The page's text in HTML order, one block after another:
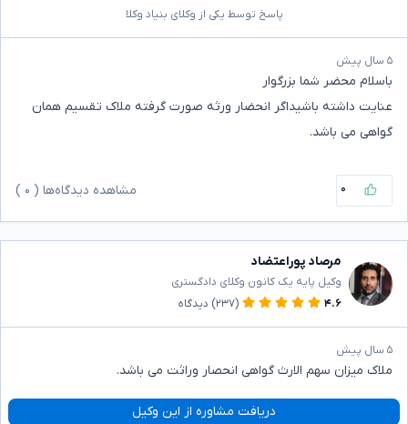
پاسخ توسط یکی از وکلای بنیاد وکلا
۵ سال پیش
باسلام محضر شما بزرگوار
عنایت داشته باشیداگر انحضار ورثه صورت گرفته ملاک تقسیم همان
گواهی می باشد.
۰ مشاهده دیدگاه‌ها ( ۰
مرصاد پوراعتضاد
وکیل پایه یک کانون وکلای دادگستری
۴.۶
(۲۳۷) دیدگاه
۵ سال پیش
ملاک میزان سهم الارث گواهی انحصار وراثت می باشد.
دریافت مشاوره از این وکیل